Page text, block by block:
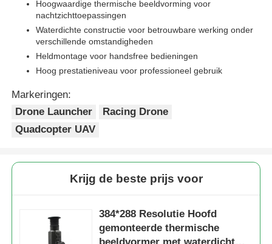
Hoogwaardige thermische beeldvorming voor
nachtzichttoepassingen
Waterdichte constructie voor betrouwbare werking onder
verschillende omstandigheden
Heldmontage voor handsfree bedieningen
Hoog prestatieniveau voor professioneel gebruik
Markeringen:
Drone Launcher
Racing Drone
Quadcopter UAV
Krijg de beste prijs voor
384*288 Resolutie Hoofd
gemonteerde thermische